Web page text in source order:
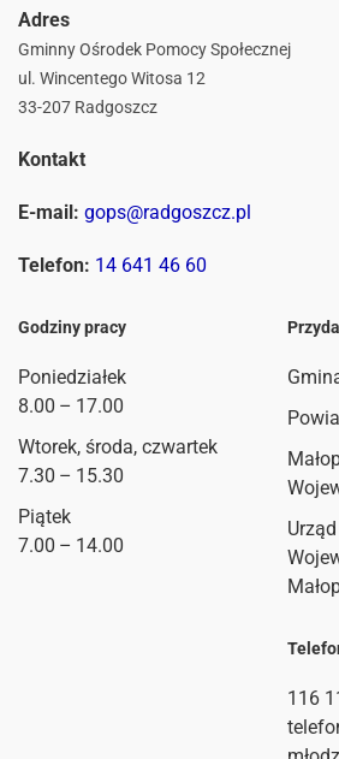
Adres
Gminny Ośrodek Pomocy Społecznej
ul. Wincentego Witosa 12
33-207 Radgoszcz
Kontakt
E-mail: gops@radgoszcz.pl
Telefon: 14 641 46 60
Godziny pracy
Poniedziałek
8.00 – 17.00
Wtorek, środa, czwartek
7.30 – 15.30
Piątek
7.00 – 14.00
116